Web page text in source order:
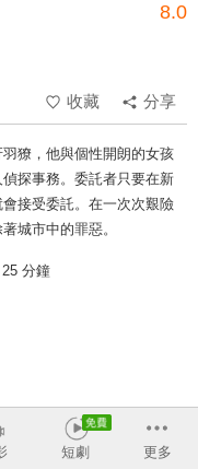
8.0
收藏
分享
獠，他與個性開朗的女孩
探事務。委託者只要在新
接受委託。在一次次艱險
城市中的罪惡。
25 分鐘
玄田哲章 小山茉美
短劇 更多